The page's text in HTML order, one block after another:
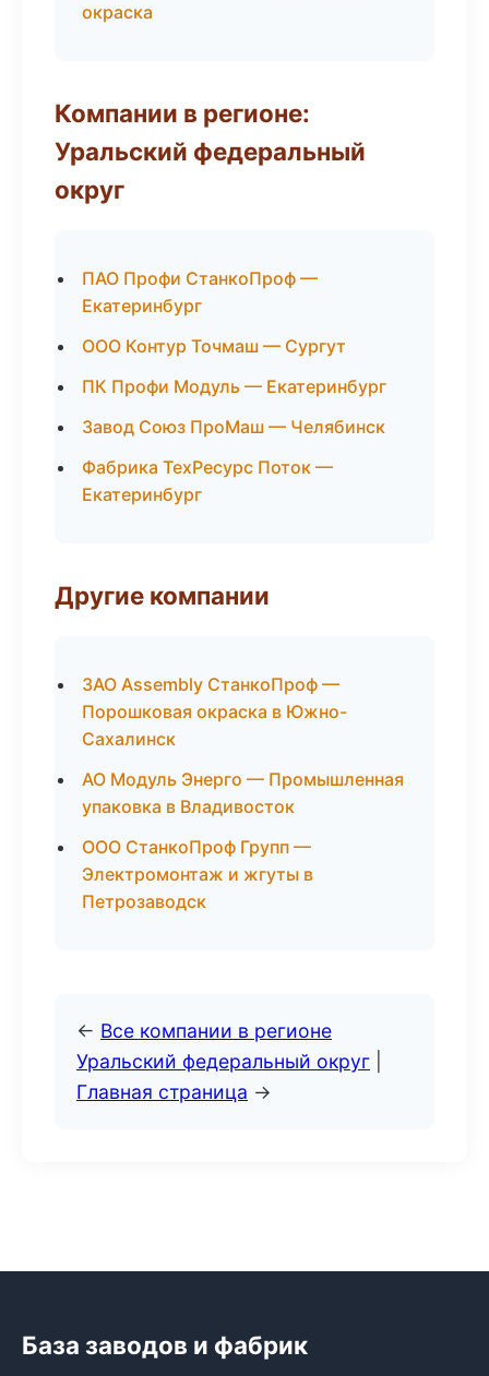
окраска
Компании в регионе:
Уральский федеральный
округ
ПАО Профи СтанкоПроф —
Екатеринбург
ООО Контур Точмаш — Сургут
ПК Профи Модуль — Екатеринбург
Завод Союз ПроМаш — Челябинск
Фабрика ТехРесурс Поток —
Екатеринбург
Другие компании
ЗАО Assembly СтанкоПроф —
Порошковая окраска в Южно-
Сахалинск
АО Модуль Энерго — Промышленная
упаковка в Владивосток
ООО СтанкоПроф Групп —
Электромонтаж и жгуты в
Петрозаводск
← Все компании в регионе
Уральский федеральный округ
Главная страница →
База заводов и фабрик